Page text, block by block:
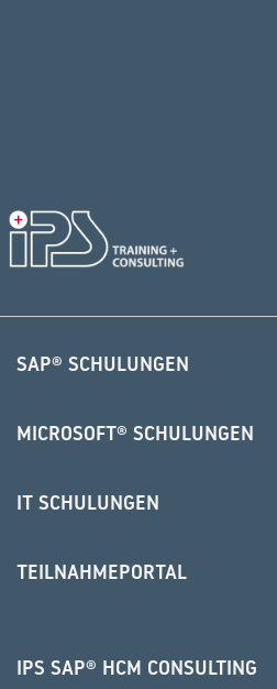
SAP® SCHULUNGEN
MICROSOFT® SCHULUNGEN
IT SCHULUNGEN
TEILNAHMEPORTAL
IPS SAP® HCM CONSULTING